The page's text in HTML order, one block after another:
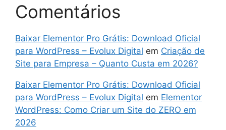
Comentários
Baixar Elementor Pro Grátis: Download Oficial
para WordPress – Evolux Digital em Criação de
Site para Empresa – Quanto Custa em 2026?
Baixar Elementor Pro Grátis: Download Oficial
para WordPress – Evolux Digital em Elementor
WordPress: Como Criar um Site do ZERO em
2026